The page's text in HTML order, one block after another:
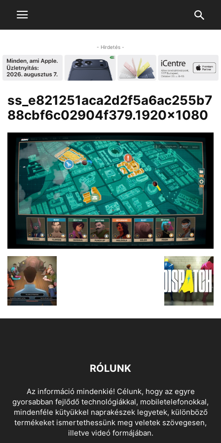
- Hirdetés -
ss_e821251aca2d2f5a6ac255b7
88cbf6c02904f379.1920×1080
RÓLUNK
Az információ mindenkié! Célunk, hogy az egyre
gyorsabban fejlődő technológiákkal, mobiletelefonokkal,
mindenféle kütyükkel naprakészek legyetek, különböző
termékeket ismertethessünk meg veletek szövegesen,
illetve videó formájában.